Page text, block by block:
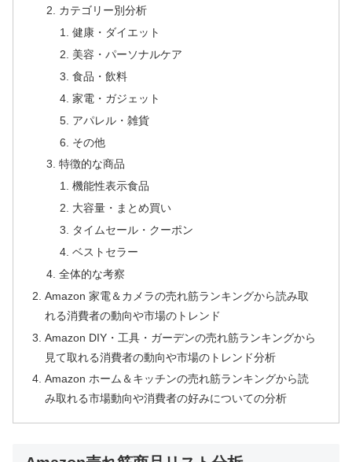
カテゴリー別分析
健康・ダイエット
美容・パーソナルケア
食品・飲料
家電・ガジェット
アパレル・雑貨
その他
特徴的な商品
機能性表示食品
大容量・まとめ買い
タイムセール・クーポン
ベストセラー
全体的な考察
Amazon 家電＆カメラの売れ筋ランキングから読み取
れる消費者の動向や市場のトレンド
Amazon DIY・工具・ガーデンの売れ筋ランキングから
見て取れる消費者の動向や市場のトレンド分析
Amazon ホーム＆キッチンの売れ筋ランキングから読
み取れる市場動向や消費者の好みについての分析